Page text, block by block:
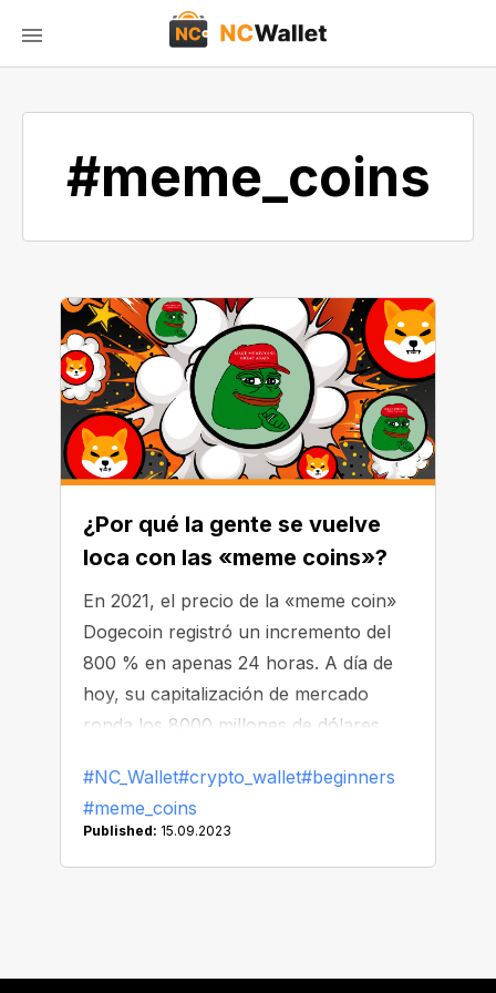
#meme_coins
¿Por qué la gente se vuelve
loca con las «meme coins»?
En 2021, el precio de la «meme coin»
Dogecoin registró un incremento del
800 % en apenas 24 horas. A día de
hoy, su capitalización de mercado
ronda los 8000 millones de dólares.
el auge de las «meme coins»?
#NC_Wallet#crypto_wallet#beginners
#meme_coins
Published: 15.09.2023